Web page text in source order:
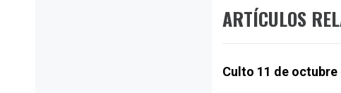
ARTÍCULOS
Culto 11 de octubre